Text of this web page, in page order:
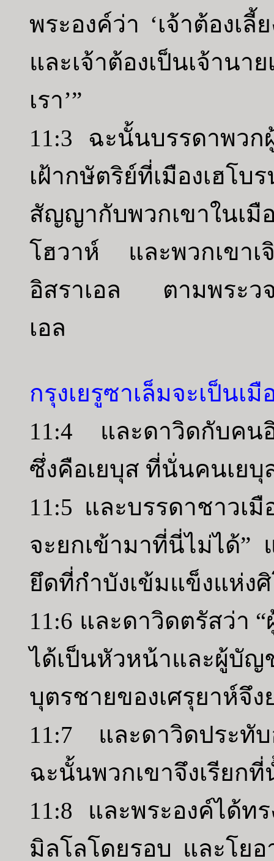
พระองค์ว่า ‘เจ้าต้องเลี้
และเจ้าต้องเป็นเจ้านา
เรา’”
11:3 ฉะนั้นบรรดาพวก
เฝ้ากษัตริย์ที่เมืองเ
สัญญากับพวกเขาในเมื
โฮวาห์ และพวกเขาเ
อิสราเอล ตามพระวจ
เอล
กรุงเยรูซาเล็มจะเป็นเมื
11:4 และดาวิดกับคนอิ
ซึ่งคือเยบุส ที่นั่นคนเย
11:5 และบรรดาชาวเมื
จะยกเข้ามาที่นี่ไม่ได้”
ยึดที่กำบังเข้มแข็งแห่ง
11:6 และดาวิดตรัสว่า
ได้เป็นหัวหน้าและผู้บั
บุตรชายของเศรุยาห์จึ
11:7 และดาวิดประทั
ฉะนั้นพวกเขาจึงเรียก
11:8 และพระองค์ได้ท
มิลโลโดยรอบ และโย